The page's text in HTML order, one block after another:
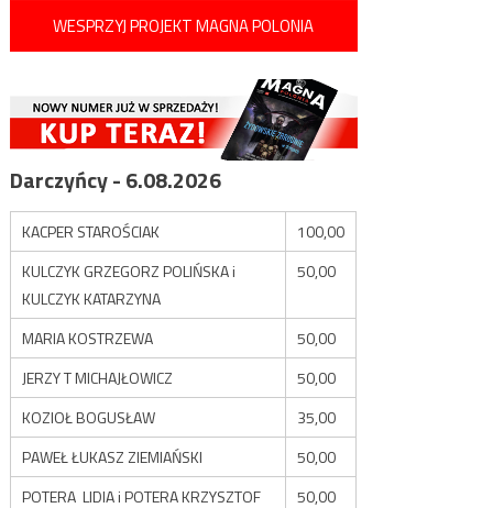
WESPRZYJ PROJEKT MAGNA POLONIA
Darczyńcy - 6.08.2026
KACPER STAROŚCIAK
100,00
KULCZYK GRZEGORZ POLIŃSKA i
KULCZYK KATARZYNA
50,00
MARIA KOSTRZEWA
50,00
JERZY T MICHAJŁOWICZ
50,00
KOZIOŁ BOGUSŁAW
35,00
PAWEŁ ŁUKASZ ZIEMIAŃSKI
50,00
POTERA LIDIA i POTERA KRZYSZTOF
50,00